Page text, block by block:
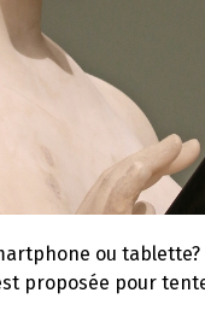
ou
proposée pour